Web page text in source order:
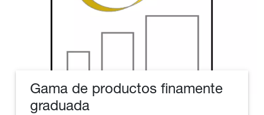
Gama de productos finamente
graduada